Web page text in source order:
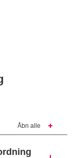
Åbn alle